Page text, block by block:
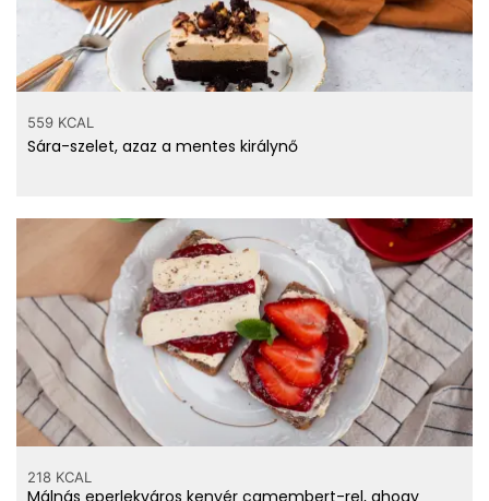
559 KCAL
Sára-szelet, azaz a mentes királynő
218 KCAL
Málnás eperlekváros kenyér camembert-rel, ahogy